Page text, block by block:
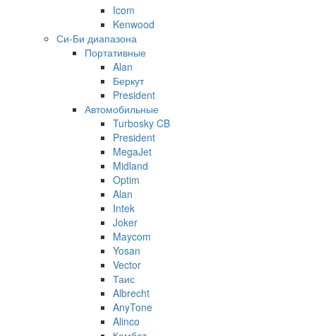
Icom
Kenwood
Си-Би диапазона
Портативные
Alan
Беркут
President
Автомобильные
Turbosky CB
President
MegaJet
Midland
Optim
Alan
Intek
Joker
Maycom
Yosan
Vector
Таис
Albrecht
AnyTone
Alinco